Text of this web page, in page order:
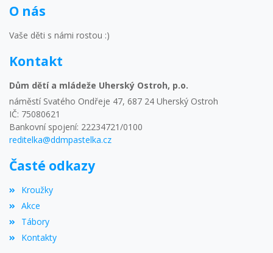
O nás
Vaše děti s námi rostou :)
Kontakt
Dům dětí a mládeže Uherský Ostroh, p.o.
náměstí Svatého Ondřeje 47, 687 24 Uherský Ostroh
IČ: 75080621
Bankovní spojení: 22234721/0100
reditelka@ddmpastelka.cz
Časté odkazy
Kroužky
Akce
Tábory
Kontakty